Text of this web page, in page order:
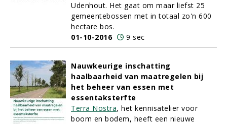
Udenhout. Het gaat om maar liefst 25
gemeentebossen met in totaal zo'n 600
hectare bos.
01-10-2016
9 sec
Nauwkeurige inschatting
haalbaarheid van maatregelen bij
het beheer van essen met
essentaksterfte
Terra Nostra, het kennisatelier voor
boom en bodem, heeft een nieuwe